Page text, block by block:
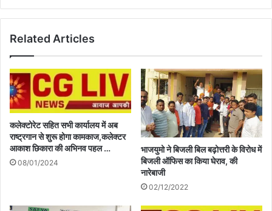
Related Articles
कलेक्टोरेट सहित सभी कार्यालय में अब
राष्ट्रगान से शुरू होगा कामकाज,कलेक्टर
आकाश छिकारा की अभिनव पहल …
08/01/2024
भाजयुमो ने बिजली बिल बढ़ोत्तरी के विरोध में
बिजली ऑफिस का किया घेराव, की
नारेबाजी
02/12/2022